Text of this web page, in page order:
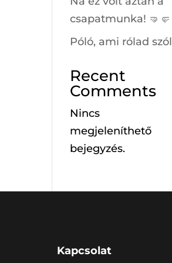
csapatmunka! 🤜🤛
Póló, ami rólad szól
Recent
Comments
Nincs
megjeleníthető
bejegyzés.
Kapcsolat